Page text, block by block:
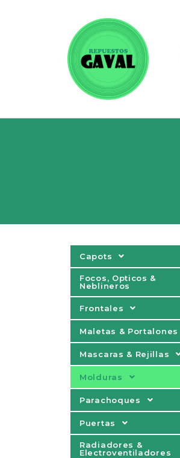
Capots
Focos, Opticos &
Neblineros
Frontales
Maletas & Portalones
Mascaras & Rejillas
Molduras
Parachoques
Puertas
Radiadores &
Electroventiladores